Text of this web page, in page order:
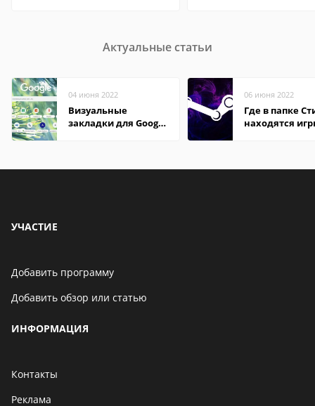
Актуальные статьи
04 июня 2022
Визуальные
закладки для Google
06 июня 2022
Где в папке
находятся
УЧАСТИЕ
Добавить программу
Добавить обзор или статью
ИНФОРМАЦИЯ
Контакты
Реклама